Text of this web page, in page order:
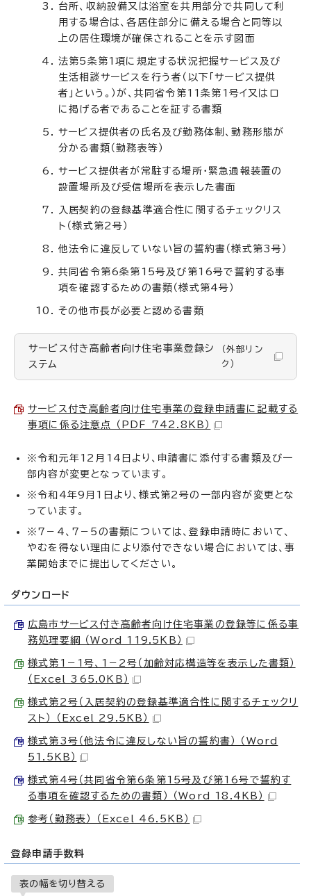
台所、収納設備又は浴室を共用部分で共同して利
用する場合は、各居住部分に備える場合と同等以
上の居住環境が確保されることを示す図面
法第5条第1項に規定する状況把握サービス及び
生活相談サービスを行う者（以下「サービス提供
者」という。）が、共同省令第11条第1号イ又はロ
に掲げる者であることを証する書類
サービス提供者の氏名及び勤務体制、勤務形態が
分かる書類（勤務表等）
サービス提供者が常駐する場所・緊急通報装置の
設置場所及び受信場所を表示した書面
入居契約の登録基準適合性に関するチェックリス
ト（様式第2号）
他法令に違反していない旨の誓約書（様式第3号）
共同省令第6条第15号及び第16号で誓約する事
項を確認するための書類（様式第4号）
その他市長が必要と認める書類
サービス付き高齢者向け住宅事業登録シ
ステム
（外部リン
ク）
サービス付き高齢者向け住宅事業の登録申請書に記載する
事項に係る注意点 （PDF 742.8KB）
※令和元年12月14日より、申請書に添付する書類及び一
部内容が変更となっています。
※令和4年9月1日より、様式第2号の一部内容が変更とな
っています。
※7－4、7－5の書類については、登録申請時において、
やむを得ない理由により添付できない場合においては、事
業開始までに提出してください。
ダウンロード
広島市サービス付き高齢者向け住宅事業の登録等に係る事
務処理要綱 （Word 119.5KB）
様式第1－1号、1－2号（加齢対応構造等を表示した書類）
（Excel 365.0KB）
様式第2号（入居契約の登録基準適合性に関するチェックリ
スト） （Excel 29.5KB）
様式第3号（他法令に違反しない旨の誓約書） （Word
51.5KB）
様式第4号（共同省令第6条第15号及び第16号で誓約す
る事項を確認するための書類） （Word 18.4KB）
参考（勤務表） （Excel 46.5KB）
登録申請手数料
表の幅を切り替える